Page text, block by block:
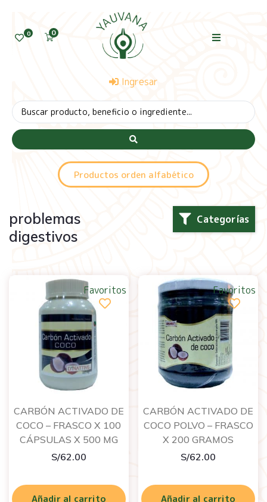
0 0
Ingresar
Productos orden alfabético
Categorías
problemas
digestivos
CARBÓN ACTIVADO DE
COCO – FRASCO X 100
CÁPSULAS X 500 MG
S/62.00
Añadir al carrito
Favoritos
CARBÓN ACTIVADO DE
COCO POLVO – FRASCO
X 200 GRAMOS
S/62.00
Añadir al carrito
Favoritos